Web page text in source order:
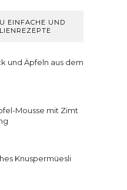
EINFACHE UND
und Äpfeln aus dem
Mousse mit Zimt
Knuspermüesli